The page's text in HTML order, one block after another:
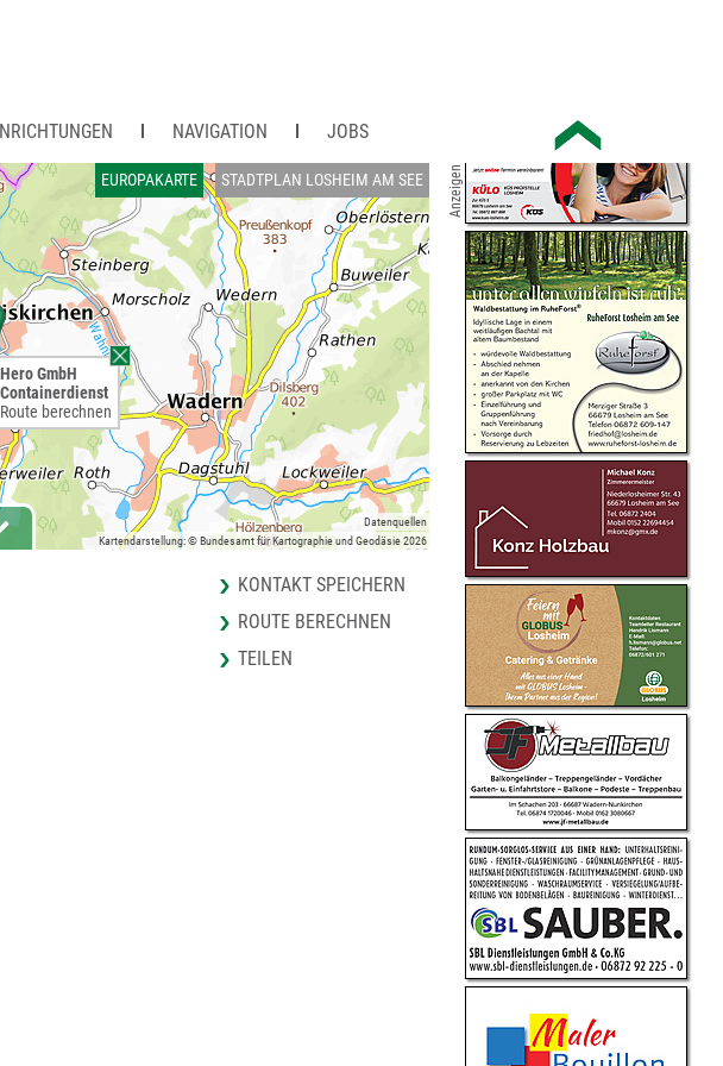
NAVIGATION JOBS
EUROPAKARTE STADTPLAN LOSHEIM AM SEE
Kartendarstellung: © Bundesamt für Kartographie und Geodäsie 2026
Datenquellen
Hero GmbH
Containerdienst
Route berechnen
KONTAKT SPEICHERN
ROUTE BERECHNEN
TEILEN
Anzeigen